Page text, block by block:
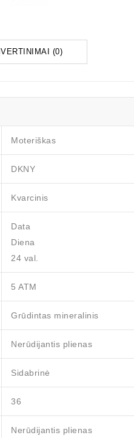
ĮVERTINIMAI (0)
Moteriškas
DKNY
Kvarcinis
Data
Diena
24 val.
5 ATM
Grūdintas mineralinis
Nerūdijantis plienas
Sidabrinė
36
Nerūdijantis plienas